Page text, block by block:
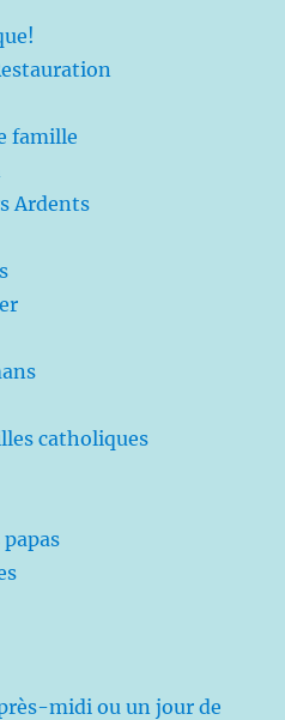
famille
Ardents
catholiques
midi ou un jour de